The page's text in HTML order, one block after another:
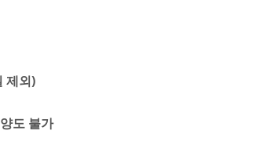
제외)
도 불가